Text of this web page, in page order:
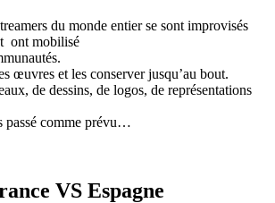
du monde entier se sont improvisés
ont mobilisé
œuvres et les conserver jusqu’au bout.
de dessins, de logos, de représentations
passé comme prévu…
VS Espagne